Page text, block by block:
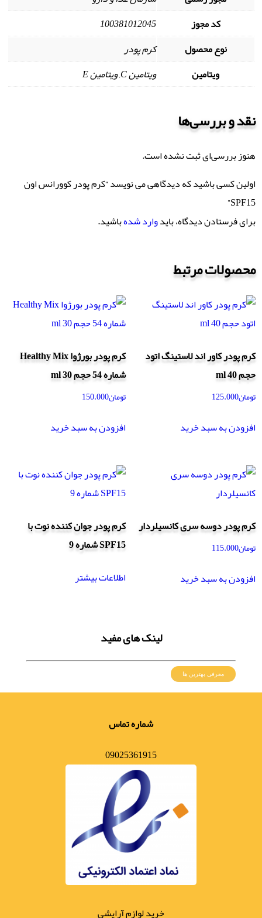
کد مجوز
100381012045
نوع محصول
کرم پودر
ویتامین
ویتامین C, ویتامین E
نقد و بررسی‌ها
هنوز بررسی‌ای ثبت نشده است.
اولین کسی باشید که دیدگاهی می نویسد “کرم پودر کوورانس اون
SPF15”
برای فرستادن دیدگاه، بایدوارد شدهباشید.
محصولات مرتبط
کرم پودر کاور اند لاستینگ اتود
حجم 40 ml
تومان125.000
افزودن به سبد خرید
کرم پودر بورژوا Healthy Mix
شماره 54 حجم 30 ml
تومان150.000
افزودن به سبد خرید
کرم پودر دوسه سری کانسیلردار
تومان115.000
افزودن به سبد خرید
کرم پودر جوان کننده نوت با
SPF15 شماره 9
اطلاعات بیشتر
لینک های مفید
معرفی بهترین ها
شماره تماس
09025361915
خرید لوازم آرایشی